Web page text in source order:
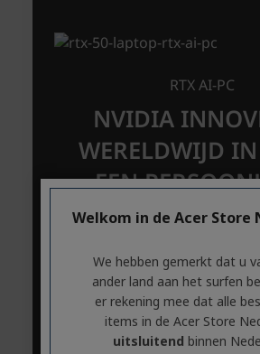
Welkom in de Acer Store
We hebben gemerkt dat u
ander land aan het surfen
er rekening mee dat alle
items in de Acer Store
uitsluitend binnen